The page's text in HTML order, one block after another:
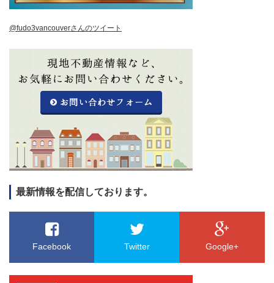
@fudo3vancouverさんのツイート
最新情報を配信しております。
Facebook Twitter Google+